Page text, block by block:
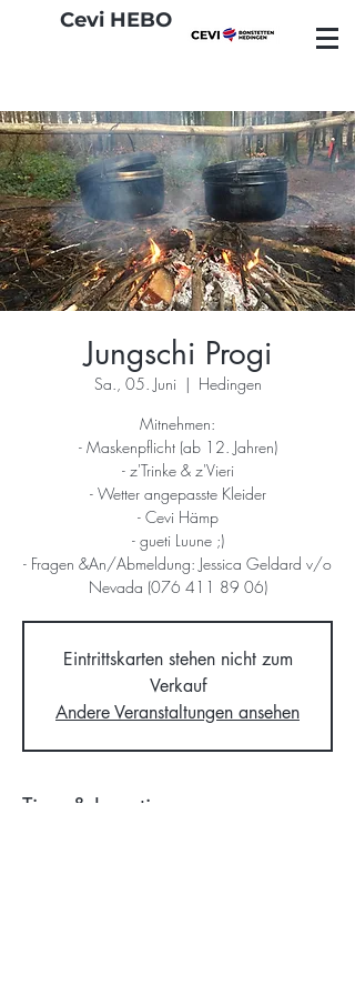
Cevi HEBO
Jungschi Progi
Sa., 05. Juni
  |
Hedingen
Mitnehmen:
- Maskenpflicht (ab 12. Jahren)
- z'Trinke & z'Vieri
- Wetter angepasste Kleider
- Cevi Hämp
- gueti Luune ;)
- Fragen &An/Abmeldung: Jessica Geldard v/o
Nevada (076 411 89 06)
Eintrittskarten stehen nicht zum
Verkauf
Andere Veranstaltungen ansehen
Time & Location